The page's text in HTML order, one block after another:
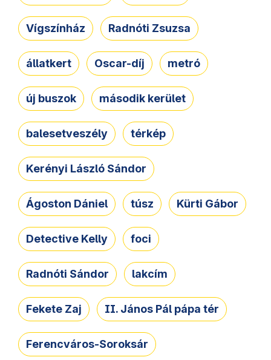
Vígszínház Radnóti Zsuzsa
állatkert Oscar-díj metró
új buszok második kerület
balesetveszély térkép
Kerényi László Sándor
Ágoston Dániel túsz Kürti Gábor
Detective Kelly foci
Radnóti Sándor lakcím
Fekete Zaj II. János Pál pápa tér
Ferencváros-Soroksár